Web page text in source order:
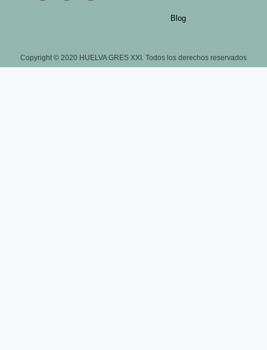
Blog
Copyright © 2020 HUELVA GRES XXI. Todos los derechos reservados